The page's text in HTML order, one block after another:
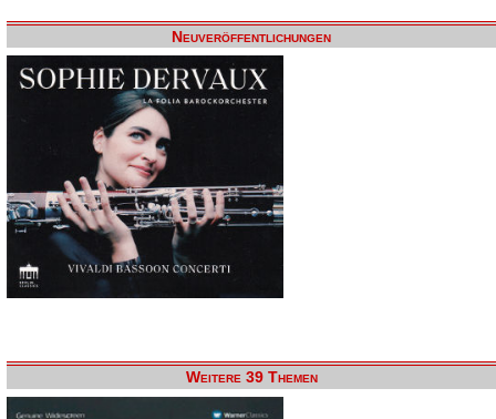
Neuveröffentlichungen
Weitere 39 Themen